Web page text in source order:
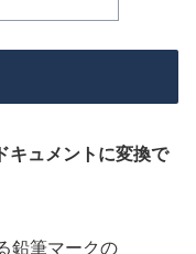
キュメントに変換で
鉛筆マークの